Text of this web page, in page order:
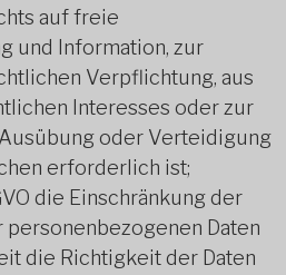
auf freie
und Information, zur
Verpflichtung, aus
Interesses oder zur
oder Verteidigung
erforderlich ist;
die Einschränkung der
Daten
die Richtigkeit der Daten